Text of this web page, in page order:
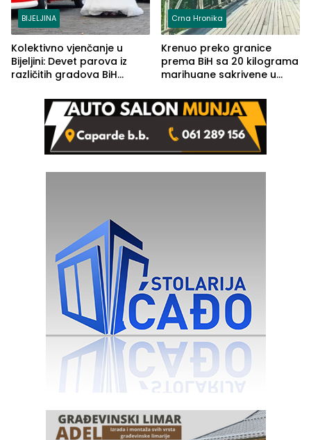
BIJELJINA
Kolektivno vjenčanje u
Bijeljini: Devet parova iz
različitih gradova BiH
Crna Hronika
Krenuo preko granice
prema BiH sa 20 kilograma
marihuane sakrivene u